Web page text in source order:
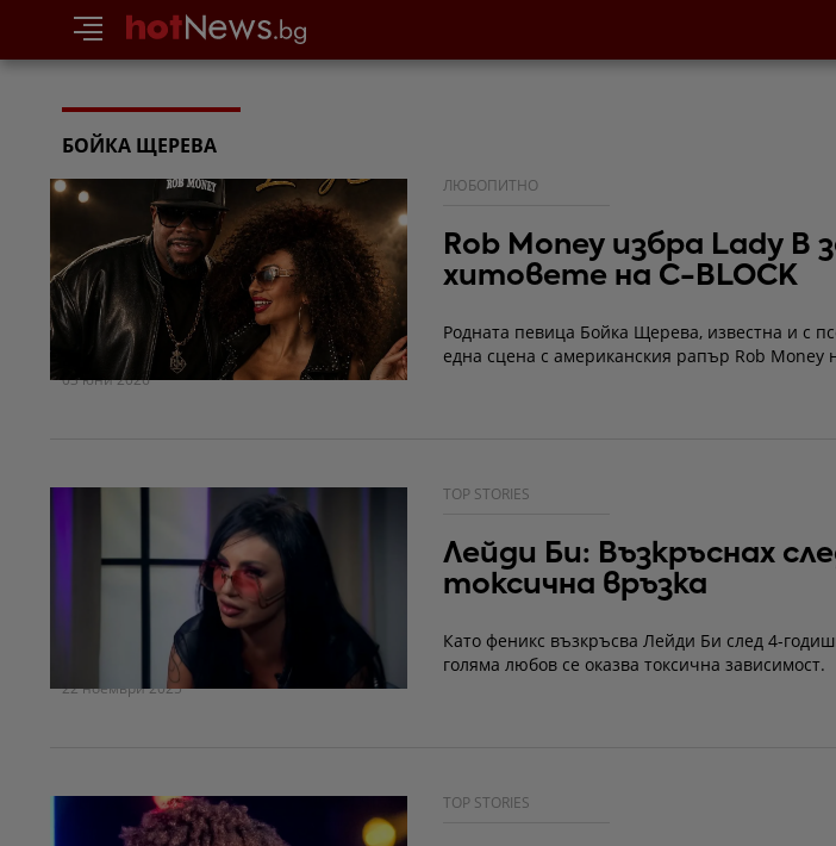
БОЙКА ЩЕРЕВА
ЛЮБОПИТНО
Rob Money избра Lady B
хитовете на C-BLOCK
Родната певица Бойка Щерева, известна и с
една сцена с американския рапър Rob Money
03 юни 2026
TOP STORIES
Лейди Би: Възкръснах
токсична връзка
Като феникс възкръсва Лейди Би след 4-
голяма любов се оказва токсична зависимост.
22 ноември 2025
TOP STORIES